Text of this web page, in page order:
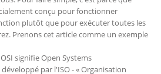
conçu pour fonctionner
plutôt que pour exécuter toutes les
Prenons cet article comme un exemple
OSI signifie Open Systems
par l'ISO - « Organisation